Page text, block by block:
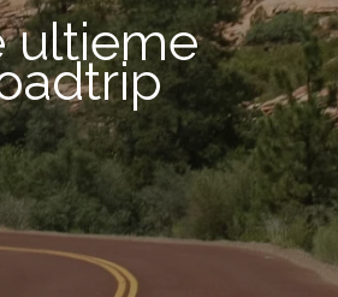
ultieme